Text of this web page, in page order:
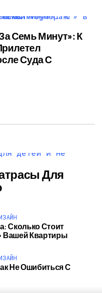
Семь Минут»: К
Суда С
Для
Сколько Стоит
Вашей Квартиры
Не Ошибиться С